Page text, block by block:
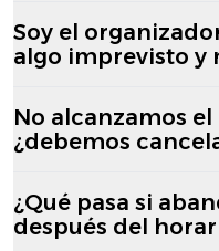
Soy el
algo imprevisto y
No alcanzamos
¿debemos
¿Qué pasa si
después del